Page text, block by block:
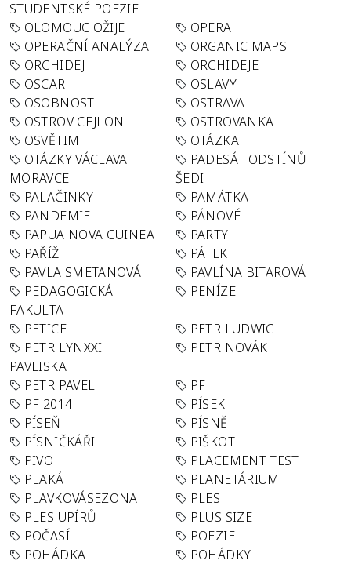
STUDENTSKÉ POEZIE
OLOMOUC OŽIJE
OPERA
OPERAČNÍ ANALÝZA
ORGANIC MAPS
ORCHIDEJ
ORCHIDEJE
OSCAR
OSLAVY
OSOBNOST
OSTRAVA
OSTROV CEJLON
OSTROVANKA
OSVĚTIM
OTÁZKA
OTÁZKY VÁCLAVA
MORAVCE
PADESÁT ODSTÍNŮ
ŠEDI
PALAČINKY
PAMÁTKA
PANDEMIE
PÁNOVÉ
PAPUA NOVA GUINEA
PARTY
PAŘÍŽ
PÁTEK
PAVLA SMETANOVÁ
PAVLÍNA BITAROVÁ
PEDAGOGICKÁ
FAKULTA
PENÍZE
PETICE
PETR LUDWIG
PETR LYNXXI
PAVLISKA
PETR NOVÁK
PETR PAVEL
PF
PF 2014
PÍSEK
PÍSEŇ
PÍSNĚ
PÍSNIČKÁŘI
PIŠKOT
PIVO
PLACEMENT TEST
PLAKÁT
PLANETÁRIUM
PLAVKOVÁSEZONA
PLES
PLES UPÍRŮ
PLUS SIZE
POČASÍ
POEZIE
POHÁDKA
POHÁDKY